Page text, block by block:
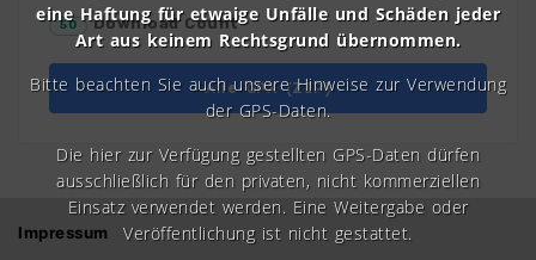
50 Download Count
Alle GPX (ZIP)
Impressum
eine Haftung für etwaige Unfälle und Schäden jeder
Art aus keinem Rechtsgrund übernommen.
Bitte beachten Sie auch unsere Hinweise zur Verwendung
der GPS-Daten.
Die hier zur Verfügung gestellten GPS-Daten dürfen
ausschließlich für den privaten, nicht kommerziellen
Einsatz verwendet werden. Eine Weitergabe oder
Veröffentlichung ist nicht gestattet.